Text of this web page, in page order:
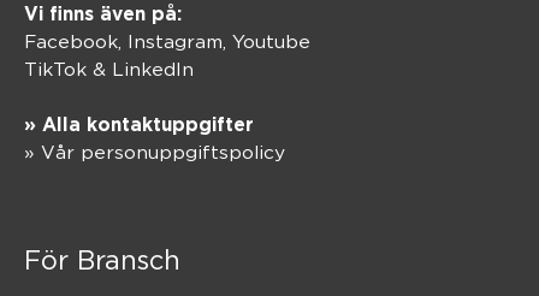
Vi finns även på:
Facebook, Instagram Youtube
TikTok & LinkedIn
» Alla kontaktuppgifter
» Vår personuppgiftspolicy
För Bransch